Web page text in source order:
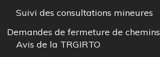
Suivi des consultations mineures
Demandes de fermeture de chemins
Avis de la TRGIRTO